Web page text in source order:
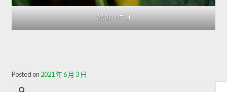
2020-0721
Posted on 2021 年 6 月 3 日